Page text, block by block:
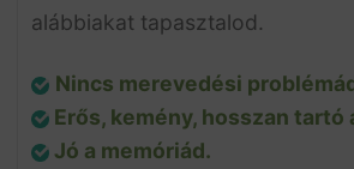
alábbiakat tapasztalod.
Nincs merevedési
Erős, kemény, hosszan tartó
Jó a memóriád.